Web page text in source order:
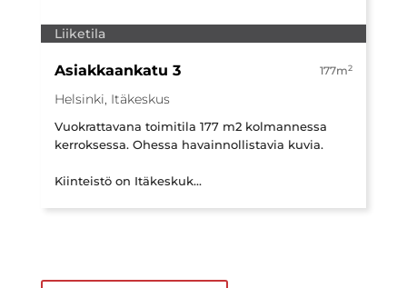
Liiketila
Asiakkaankatu 3 177m2
Helsinki, Itäkeskus
Vuokrattavana toimitila 177 m2 kolmannessa
kerroksessa. Ohessa havainnollistavia kuvia.
Kiinteistö on Itäkeskuk...